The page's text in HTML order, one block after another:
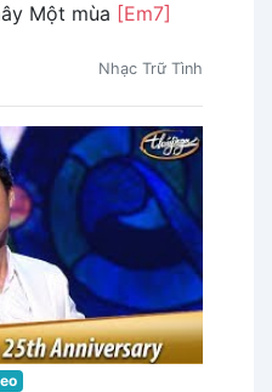
Một mùa [Em7]
Nhạc Trữ Tình